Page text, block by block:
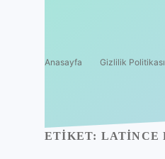
Anasayfa Gizlilik Politikası
ETIKET: LATINCE